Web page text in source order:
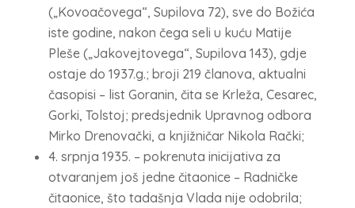
(„Kovoačovega“, Supilova 72), sve do Božića
iste godine, nakon čega seli u kuću Matije
Pleše („Jakovejtovega“, Supilova 143), gdje
ostaje do 1937.g.; broji 219 članova, aktualni
časopisi – list Goranin, čita se Krleža, Cesarec,
Gorki, Tolstoj; predsjednik Upravnog odbora
Mirko Drenovački, a knjižničar Nikola Rački;
4. srpnja 1935. – pokrenuta inicijativa za
otvaranjem još jedne čitaonice – Radničke
čitaonice, što tadašnja Vlada nije odobrila;